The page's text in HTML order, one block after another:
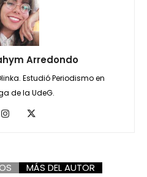
Arredondo
Estudió Periodismo en
de la UdeG.
MÁS DEL AUTOR